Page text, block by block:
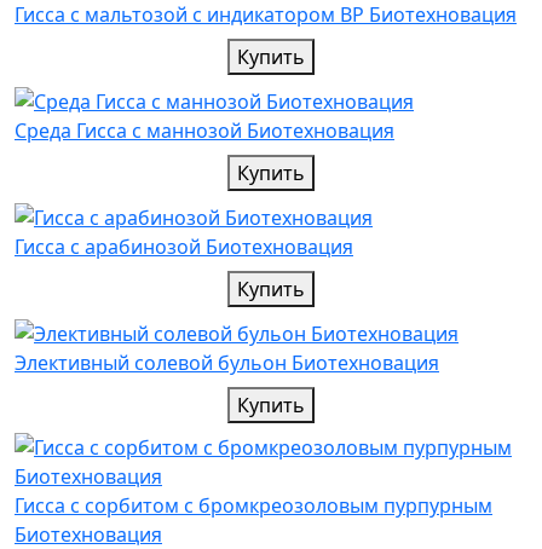
Гисса с мальтозой с индикатором ВР Биотехновация
Купить
Среда Гисса с маннозой Биотехновация
Купить
Гисса с арабинозой Биотехновация
Купить
Элективный солевой бульон Биотехновация
Купить
Гисса с сорбитом с бромкреозоловым пурпурным
Биотехновация